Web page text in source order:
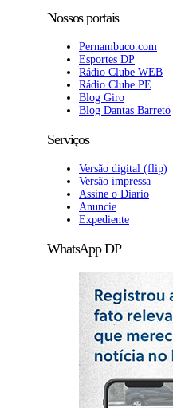
Nossos portais
Pernambuco.com
Esportes DP
Rádio Clube WEB
Rádio Clube PE
Blog Giro
Blog Dantas Barreto
Serviços
Versão digital (flip)
Versão impressa
Assine o Diario
Anuncie
Expediente
WhatsApp DP